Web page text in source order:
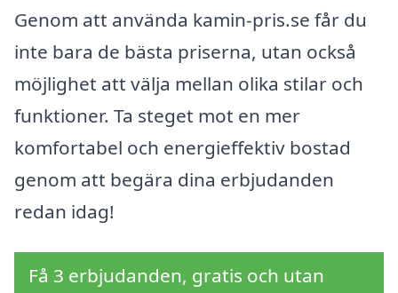
Genom att använda kamin-pris.se får du
inte bara de bästa priserna, utan också
möjlighet att välja mellan olika stilar och
funktioner. Ta steget mot en mer
komfortabel och energieffektiv bostad
genom att begära dina erbjudanden
redan idag!
Få 3 erbjudanden, gratis och utan